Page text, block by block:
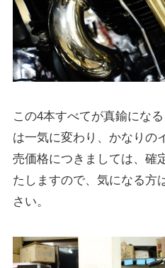
この4本すべてが真鍮にな
は一気に変わり、かなりの
売価格につきましては、確
たしますので、気になる方
さい。